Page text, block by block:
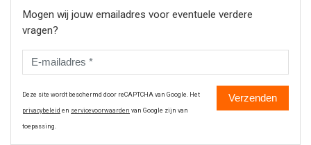
Mogen wij jouw emailadres voor eventuele verdere
vragen?
Verzenden
Deze site wordt beschermd door reCAPTCHA van Google. Het
privacybeleid en servicevoorwaarden van Google zijn van
toepassing.